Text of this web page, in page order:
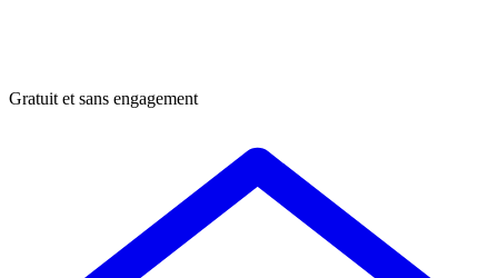
Gratuit et sans engagement